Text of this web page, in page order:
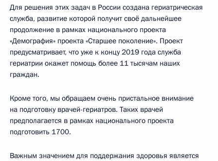
Для решения этих задач в России создана гериатрическая
служба, развитие которой получит своё дальнейшее
продолжение в рамках национального проекта
«Демография» проекта «Старшее поколение». Проект
предусматривает, что уже к концу 2019 года служба
гериатрии окажет помощь более 11 тысячам наших
граждан.
Кроме того, мы обращаем очень пристальное внимание
на подготовку врачей-гериатров. Таких врачей
предполагается в рамках национального проекта
подготовить 1700.
Важным значением для поддержания здоровья является